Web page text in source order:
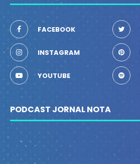
FACEBOOK
INSTAGRAM
YOUTUBE
PODCAST JORNAL NOTA